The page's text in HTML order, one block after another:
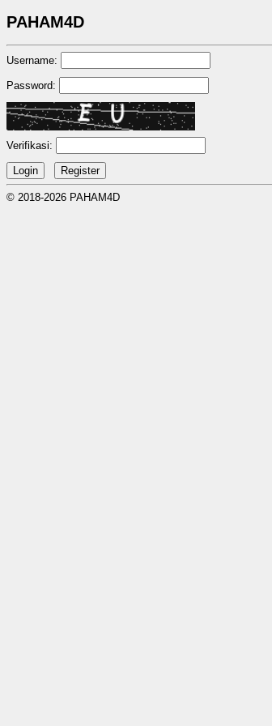
PAHAM4D
Username:
Password:
Verifikasi:
© 2018-2026 PAHAM4D